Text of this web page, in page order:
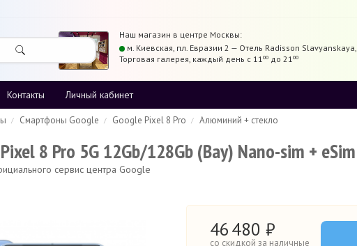
Наш магазин в центре Москвы:
м. Киевская, пл. Евразии 2 — Отель Radisson Slavyanskaya,
Торговая галерея, каждый день с 1100 до 2100
Контакты Личный кабинет
Смартфоны Google Google Pixel 8 Pro Алюминий + стекло
8 Pro 5G 12Gb/128Gb (Bay) Nano-sim + eSim
сервис центра Google
46480 ₽
со скидкой за наличные